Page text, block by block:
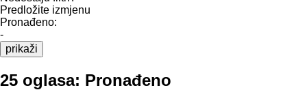
Predložite izmjenu
Pronađeno:
-
prikaži
25 oglasa: Pronađeno